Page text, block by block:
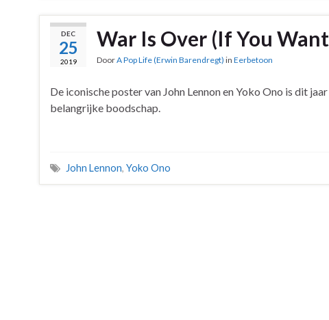
DEC
25
2019
War Is Over (If You
DoorA Pop Life (Erwin Barendregt) in Eerbetoon
De iconische poster van John Lennon en Yoko Ono is dit
belangrijke boodschap.
John Lennon, Yoko Ono